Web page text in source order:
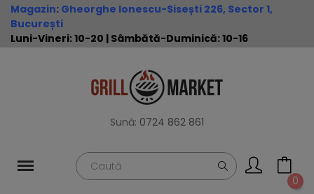
Magazin: Gheorghe Ionescu-Sisești 226, Sector 1,
București
Luni-Vineri: 10-20 | Sâmbătă-Duminică: 10-16
Sună: 0724 862 861
0